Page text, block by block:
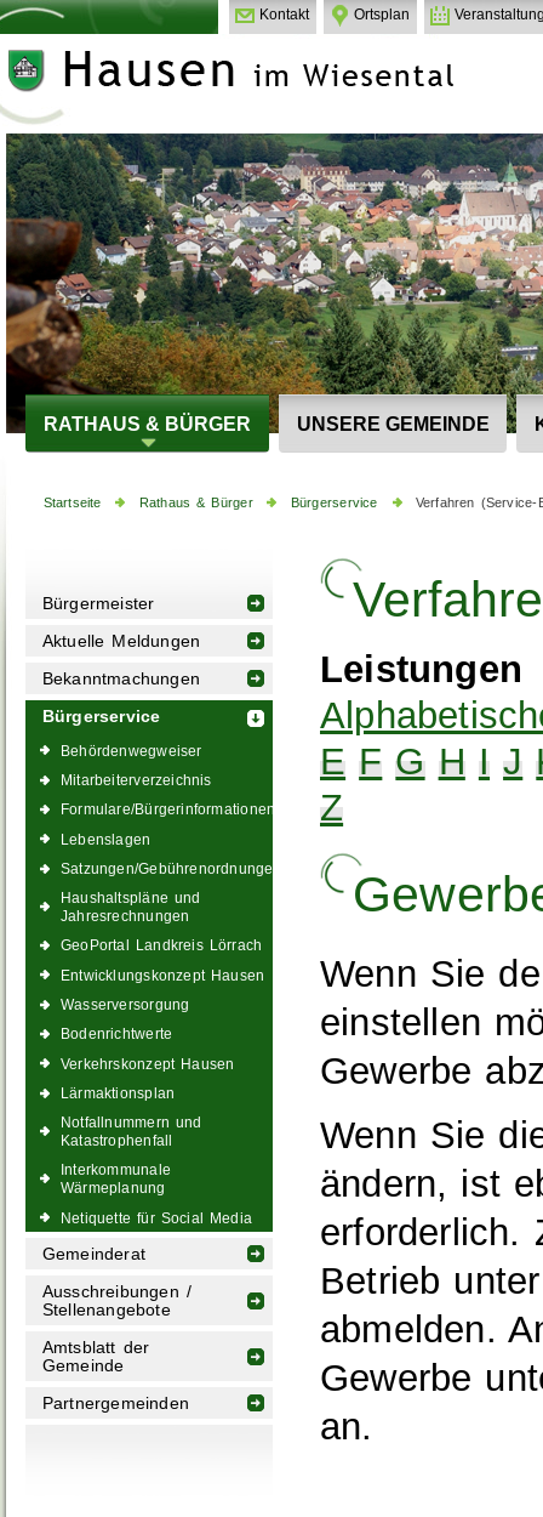
Kontakt Ortsplan
RATHAUS & BÜRGER UNSERE GEMEINDE
Startseite Rathaus & Bürger Bürgerservice Verfahren (Service-
Bürgermeister
Aktuelle Meldungen
Bekanntmachungen
Bürgerservice
Behördenwegweiser
Mitarbeiterverzeichnis
Formulare/Bürgerinformationen
Lebenslagen
Satzungen/Gebührenordnungen
Haushaltspläne und
Jahresrechnungen
GeoPortal Landkreis Lörrach
Entwicklungskonzept Hausen
Wasserversorgung
Bodenrichtwerte
Verkehrskonzept Hausen
Lärmaktionsplan
Notfallnummern und
Katastrophenfall
Interkommunale
Wärmeplanung
Netiquette für Social Media
Gemeinderat
Ausschreibungen /
Stellenangebote
Amtsblatt der
Gemeinde
Partnergemeinden
Leistungen
E F G H I J
Z
Wenn Sie
einstellen
Gewerbe
Wenn Sie
ändern, ist
erforderlich.
Betrieb
abmelden.
Gewerbe
an.